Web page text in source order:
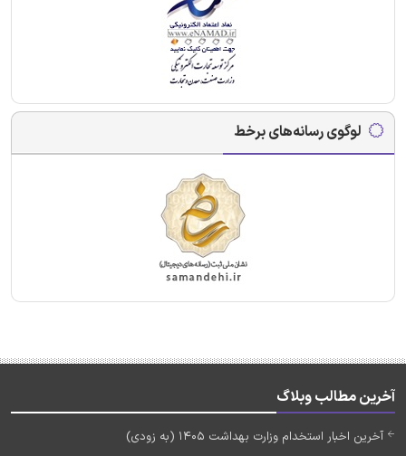
لوگوی رسانه‌های برخط
آخرین مطالب وبلاگ
آخرین اخبار استخدام وزارت بهداشت 1405 (به زودی)